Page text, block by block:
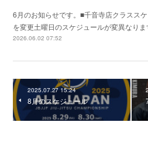
6月のお知らせです。■千音寺店クラスス
を変更土曜日のスケジュールが変異なり
2026.06.02 07:52
2025.07.27 15:24
8月のスケジュール